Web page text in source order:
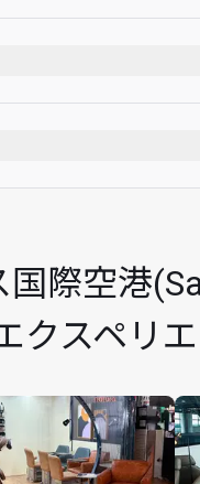
す。
です。
visit entitlement
within the
E.g. if a
of registration
of any meal
confirmed same day
際空港
クスペリ